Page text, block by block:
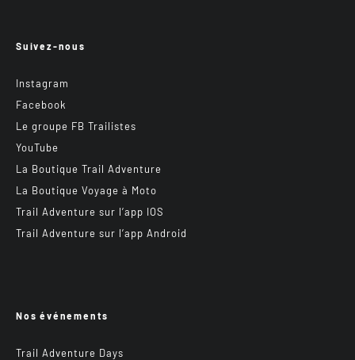
Suivez-nous
Instagram
Facebook
Le groupe FB Trailistes
YouTube
La Boutique Trail Adventure
La Boutique Voyage à Moto
Trail Adventure sur l’app IOS
Trail Adventure sur l’app Android
Nos événements
Trail Adventure Days